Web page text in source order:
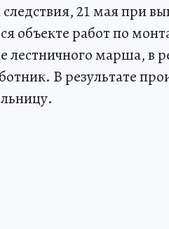
21 мая при
объекте работ по
лестничного марша, в
В результате